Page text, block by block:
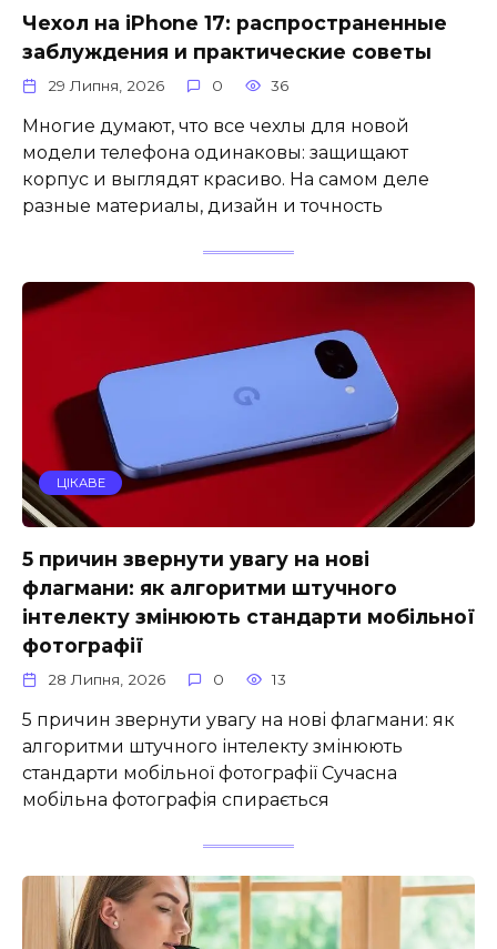
Чехол на iPhone 17: распространенные
заблуждения и практические советы
29 Липня, 2026 0 36
Многие думают, что все чехлы для новой
модели телефона одинаковы: защищают
корпус и выглядят красиво. На самом деле
разные материалы, дизайн и точность
ЦІКАВЕ
5 причин звернути увагу на нові
флагмани: як алгоритми штучного
інтелекту змінюють стандарти мобільної
фотографії
28 Липня, 2026 0 13
5 причин звернути увагу на нові флагмани: як
алгоритми штучного інтелекту змінюють
стандарти мобільної фотографії Сучасна
мобільна фотографія спирається